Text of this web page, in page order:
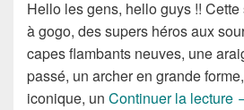
Hello les gens, hello guys !! Cette
à gogo, des supers héros aux
capes flambants neuves, une
passé, un archer en grande
iconique, un Continuer la lecture